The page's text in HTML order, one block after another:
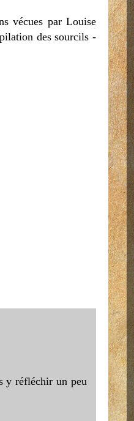
vécues par Louise
des sourcils -
y réfléchir un peu